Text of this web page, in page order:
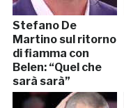
Stefano De
Martino sul ritorno
di fiamma con
Belen: “Quel che
sarà sarà”